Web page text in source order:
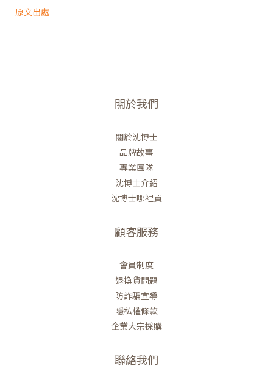
原文出處
關於我們
關於沈博士
品牌故事
專業團隊
沈博士介紹
沈博士哪裡買
顧客服務
會員制度
退換貨問題
防詐騙宣導
隱私權條款
企業大宗採購
聯絡我們